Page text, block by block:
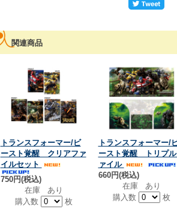
関連商品
トランスフォーマー/ビ
ースト覚醒 クリアファ
イルセット
750円(税込)
在庫 あり
購入数
枚
トランスフォーマー/
ースト覚醒 トリプル
ァイル
660円(税込)
在庫 あり
購入数
枚